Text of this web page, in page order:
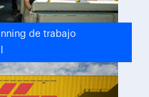
de trabajo